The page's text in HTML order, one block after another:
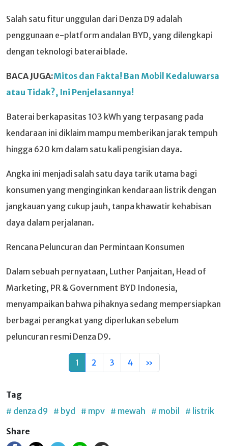
Salah satu fitur unggulan dari Denza D9 adalah
penggunaan e-platform andalan BYD, yang dilengkapi
dengan teknologi baterai blade.
BACA JUGA:Mitos dan Fakta! Ban Mobil Kedaluwarsa
atau Tidak?, Ini Penjelasannya!
Baterai berkapasitas 103 kWh yang terpasang pada
kendaraan ini diklaim mampu memberikan jarak tempuh
hingga 620 km dalam satu kali pengisian daya.
Angka ini menjadi salah satu daya tarik utama bagi
konsumen yang menginginkan kendaraan listrik dengan
jangkauan yang cukup jauh, tanpa khawatir kehabisan
daya dalam perjalanan.
Rencana Peluncuran dan Permintaan Konsumen
Dalam sebuah pernyataan, Luther Panjaitan, Head of
Marketing, PR & Government BYD Indonesia,
menyampaikan bahwa pihaknya sedang mempersiapkan
berbagai perangkat yang diperlukan sebelum
peluncuran resmi Denza D9.
1 2 3 4 »
Tag
# denza d9
# byd # mpv # mewah # mobil
# listrik
Share